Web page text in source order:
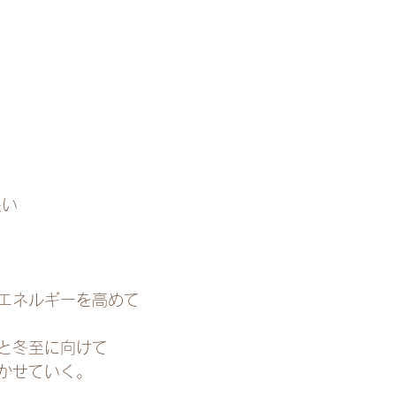
ネルギーを高めて
冬至に向けて
せていく。